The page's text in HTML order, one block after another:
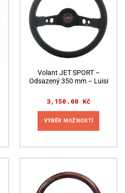
Volant JET SPORT –
Odsazený 350 mm – Luisi
3,150.00 Kč
VÝBĚR MOŽNOSTÍ
variant.
Možnosti